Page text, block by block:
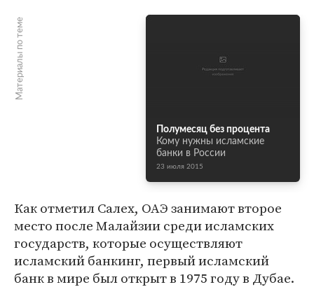
Материалы по теме
Полумесяц без процента
Кому нужны исламские
банки в России
23 июля 2015
Как отметил Салех, ОАЭ занимают второе
место после Малайзии среди исламских
государств, которые осуществляют
исламский банкинг, первый исламский
банк в мире был открыт в 1975 году в Дубае.